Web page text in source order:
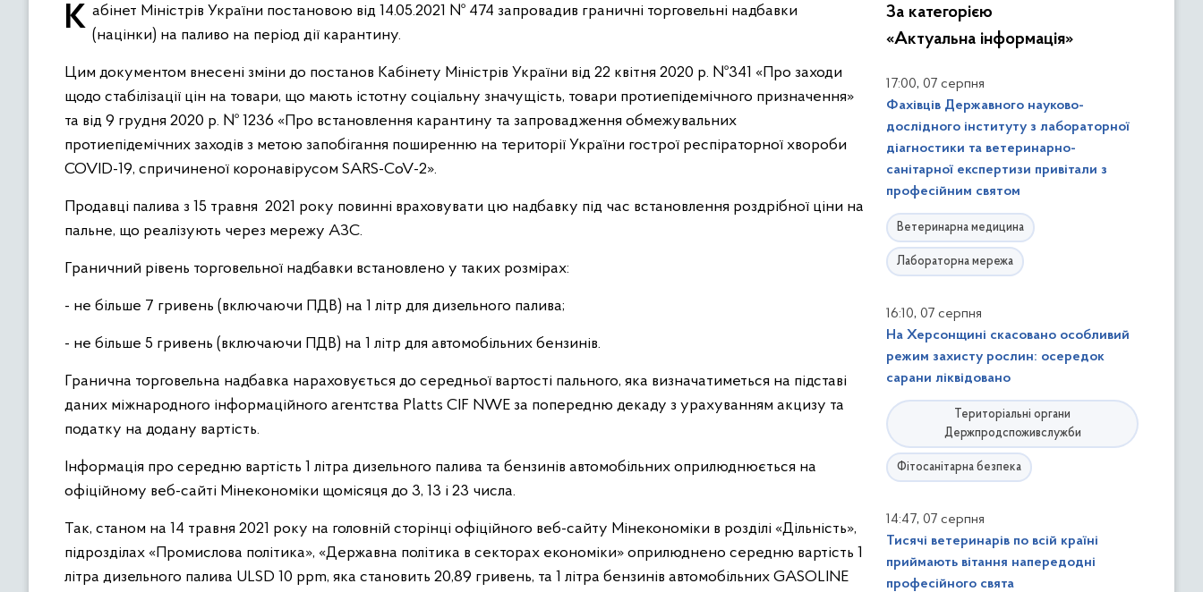
Кабінет Міністрів України постановою від 14.05.2021 № 474 запровадив граничні торговельні надбавки (націнки) на паливо на період дії карантину.
Цим документом внесені зміни до постанов Кабінету Міністрів України від 22 квітня 2020 р. №341 «Про заходи
щодо стабілізації цін на товари, що мають істотну соціальну значущість, товари протиепідемічного призначення»
та від 9 грудня 2020 р. № 1236 «Про встановлення карантину та запровадження обмежувальних
протиепідемічних заходів з метою запобігання поширенню на території України гострої респіраторної хвороби
COVID-19, спричиненої коронавірусом SARS-CoV-2».
Продавці палива з 15 травня 2021 року повинні враховувати цю надбавку під час встановлення роздрібної ціни на
пальне, що реалізують через мережу АЗС.
Граничний рівень торговельної надбавки встановлено у таких розмірах:
- не більше 7 гривень (включаючи ПДВ) на 1 літр для дизельного палива;
- не більше 5 гривень (включаючи ПДВ) на 1 літр для автомобільних бензинів.
Гранична торговельна надбавка нараховується до середньої вартості пального, яка визначатиметься на підставі
даних міжнародного інформаційного агентства Platts CIF NWE за попередню декаду з урахуванням акцизу та
податку на додану вартість.
Інформація про середню вартість 1 літра дизельного палива та бензинів автомобільних оприлюднюється на
офіційному веб-сайті Мінекономіки щомісяця до 3, 13 і 23 числа.
Так, станом на 14 травня 2021 року на головній сторінці офіційного веб-сайту Мінекономіки в розділі «Дільність»,
підрозділах «Промислова політика», «Державна політика в секторах економіки» оприлюднено середню вартість 1
літра дизельного палива ULSD 10 ppm, яка становить 20,89 гривень, та 1 літра бензинів автомобільних GASOLINE
За категорією
«Актуальна інформація»
17:00, 07 серпня
Фахівців Державного науково-
дослідного інституту з лабораторної
діагностики та ветеринарно-
санітарної експертизи привітали з
професійним святом
Ветеринарна медицина
Лабораторна мережа
16:10, 07 серпня
На Херсонщині скасовано особливий
режим захисту рослин: осередок
сарани ліквідовано
Територіальні органи
Держпродспоживслужби
Фітосанітарна безпека
14:47, 07 серпня
Тисячі ветеринарів по всій країні
приймають вітання напередодні
професійного свята